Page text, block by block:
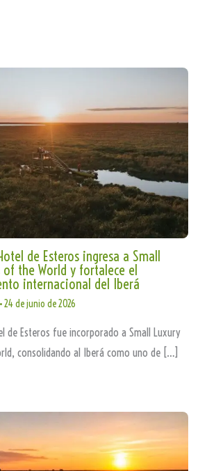
de Esteros ingresa a Small
of the World y fortalece el
internacional del Iberá
•24 de junio de 2026
de Esteros fue incorporado a Small Luxury
consolidando al Iberá como uno de […]